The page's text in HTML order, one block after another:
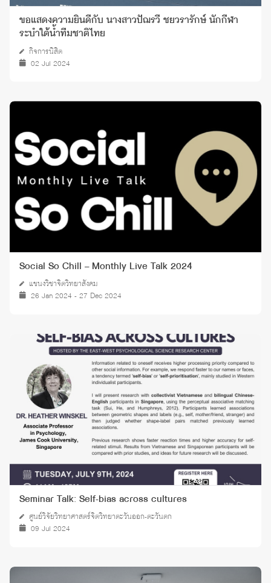
ขอแสดงความยินดีกับ นางสาวปัฌรวี ชยวรารักษ์ นักกีฬา
ระบำใต้น้ำทีมชาติไทย
กิจการนิสิต
02 Jul 2024
Social So Chill – Monthly Live Talk 2024
แขนงวิชาจิตวิทยาสังคม
26 Jan 2024 - 27 Dec 2024
Seminar Talk: Self-bias across cultures
ศูนย์วิจัยวิทยาศาสตร์จิตวิทยาตะวันออก-ตะวันตก
09 Jul 2024